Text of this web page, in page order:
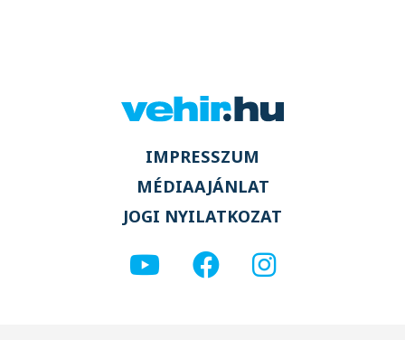
IMPRESSZUM
MÉDIAAJÁNLAT
JOGI NYILATKOZAT